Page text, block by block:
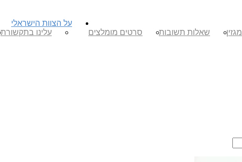
מגזין שאלות תשובות סרטים מומלצים
על הצוות הישראלי
עלינו בתקשורת